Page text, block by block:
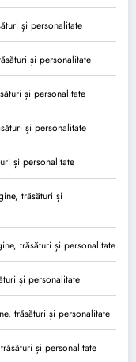
și personalitate
și personalitate
și personalitate
și personalitate
și personalitate
trăsături și
trăsături și personalitate
și personalitate
trăsături și personalitate
și personalitate